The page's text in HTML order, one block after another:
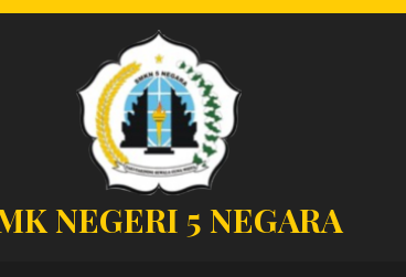
NEGERI 5 NEGARA